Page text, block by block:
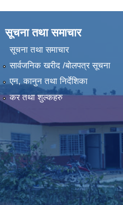
सूचना तथा समाचार
सूचना तथा समाचार
सार्वजनिक खरीद /बोलपत्र सूचना
एन, कानुन तथा निर्देशिका
कर तथा शुल्कहरु